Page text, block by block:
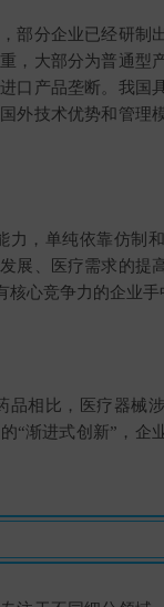
部分企业已经研制
，大部分为普通型
口产品垄断。我国
外技术优势和管理
，单纯依靠仿制
展、医疗需求的提
核心竞争力的企业手
相比，医疗器械
“渐进式创新”，企